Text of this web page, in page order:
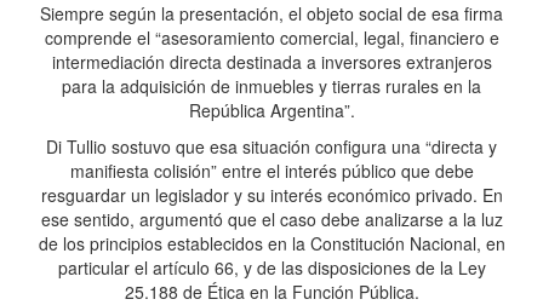
Siempre según la presentación, el objeto social de esa firma
comprende el “asesoramiento comercial, legal, financiero e
intermediación directa destinada a inversores extranjeros
para la adquisición de inmuebles y tierras rurales en la
República Argentina”.
Di Tullio sostuvo que esa situación configura una “directa y
manifiesta colisión” entre el interés público que debe
resguardar un legislador y su interés económico privado. En
ese sentido, argumentó que el caso debe analizarse a la luz
de los principios establecidos en la Constitución Nacional, en
particular el artículo 66, y de las disposiciones de la Ley
25.188 de Ética en la Función Pública.